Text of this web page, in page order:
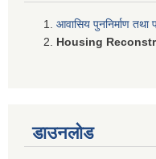
आवासिय पुननिर्माण तथा
Housing
डाउनलोड